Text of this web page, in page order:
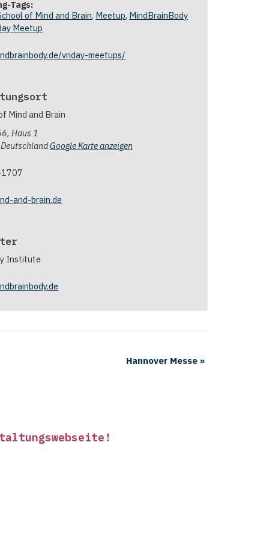
Tags:
of Mind and Brain, Meetup, MindBrainBody
Meetup
vriday-meetups/
Mind and Brain
Haus 1
DeutschlandGoogle Karte anzeigen
and-brain.de
Institute
Hannover Messe »
!